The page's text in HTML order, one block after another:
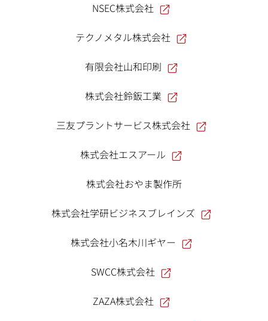
NSEC株式会社
テクノメタル株式会社
有限会社山和印刷
株式会社鈴鈑工業
三友プラントサービス株式会社
株式会社エスアール
株式会社おやま製作所
株式会社学研ビジネスブレインズ
株式会社小名木川ギヤー
SWCC株式会社
ZAZA株式会社